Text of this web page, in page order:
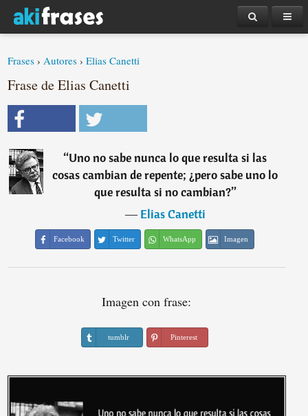
Frases ›Autores ›Elias Canetti
Frase de Elias Canetti
“Uno no sabe nunca lo que resulta si las
cosas cambian de repente; ¿pero sabe uno lo
que resulta si no cambian?”
―Elias Canetti
Facebook Twitter WhatsApp Imagen
Imagen con frase:
tumblr Pinterest